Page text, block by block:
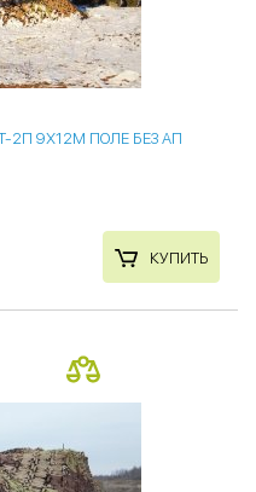
9Х12М ПОЛЕ БЕЗ АП
КУПИТЬ